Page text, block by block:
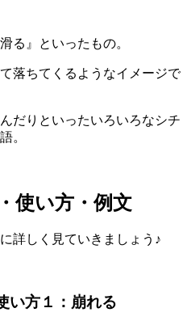
る』といったもの。
落ちてくるようなイメージで
だりといったいろいろなシチ
。
使い方・例文
詳しく見ていきましょう♪
い方１：崩れる